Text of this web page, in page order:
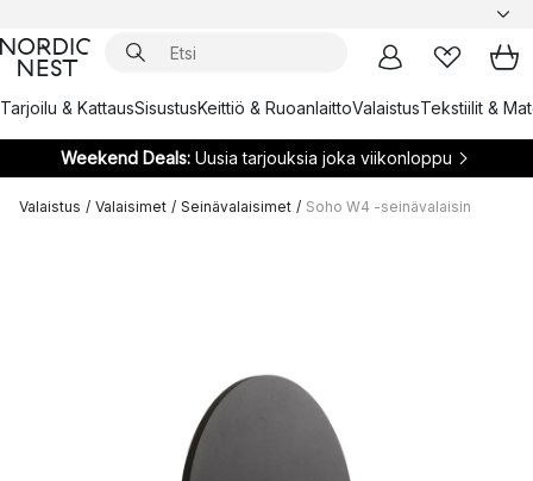
Tarjoilu & KattausSisustusKeittiö & RuoanlaittoValaistusTekstiilit &
Weekend Deals:Uusia tarjouksia joka viikonloppu
Valaistus / Valaisimet / Seinävalaisimet / Soho W4 -seinävalaisin